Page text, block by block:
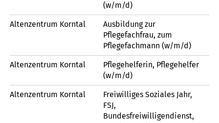
(w/m/d)
Altenzentrum Korntal
Ausbildung zur
Pflegefachfrau, zum
Pflegefachmann (w/m/d)
Altenzentrum Korntal
Pflegehelferin, Pflegehelfer
(w/m/d)
Altenzentrum Korntal
Freiwilliges Soziales Jahr,
FSJ,
Bundesfreiwilligendienst,